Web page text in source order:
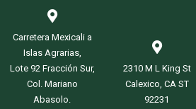
Carretera Mexicali a
Islas Agrarias,
Lote 92 Fracción Sur,
Col. Mariano
Abasolo.
2310 M L King St
Calexico, CA ST
92231